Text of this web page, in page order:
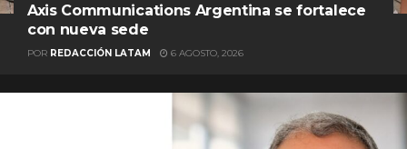
Axis Communications Argentina se fortalece
con nueva sede
POR REDACCIÓN LATAM 6 AGOSTO, 2026